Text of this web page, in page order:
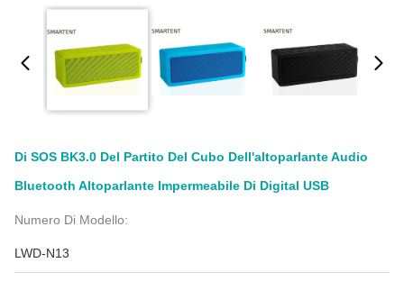
Di SOS BK3.0 Del Partito Del Cubo Dell'altoparlante Audio
Bluetooth Altoparlante Impermeabile Di Digital USB
Numero Di Modello:
LWD-N13